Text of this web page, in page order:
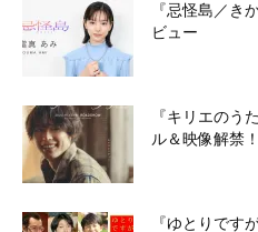
『忌怪島／き
ビュー
『キリエのう
ル＆映像解禁！
『ゆとりです